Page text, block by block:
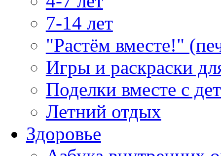
7-14 лет
"Растём вместе!"
Игры и раскраски
Поделки вместе с
Летний отдых
Здоровье